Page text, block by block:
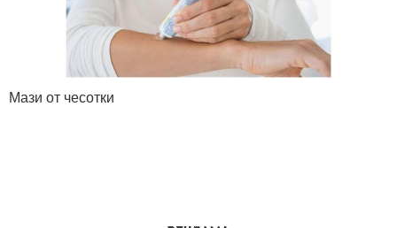
Мази от чесотки